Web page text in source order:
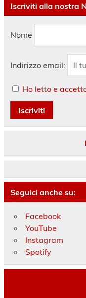
Iscriviti alla nostra
Nome
Indirizzo email:
Ho letto e
Seguici anche su:
Facebook
YouTube
Instagram
Spotify